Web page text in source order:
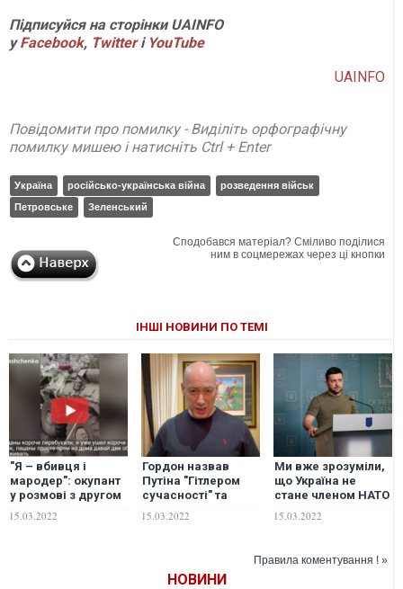
Підписуйся на сторінки UAINFO
уFacebook, Twitter і YouTube
UAINFO
Повідомити про помилку - Виділіть орфографічну
помилку мишею і натисніть Ctrl + Enter
Україна російсько-українська війна
розведення військ
Петровське
Зеленський
Сподобався матеріал? Сміливо поділися
ним в соцмережах через ці кнопки
ІНШІ НОВИНИ ПО ТЕМІ
"Я – вбивця і
мародер": окупант
у розмові з другом
зізнання
15.03.2022
Гордон назвав
Путіна "Гітлером
сучасності" та
російській
15.03.2022
Ми вже зрозуміли,
що Україна не
стане членом НАТО
15.03.2022
Правила коментування ! »
НОВИНИ